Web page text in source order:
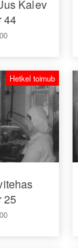
Kalev
44
25
Hetkel toimub